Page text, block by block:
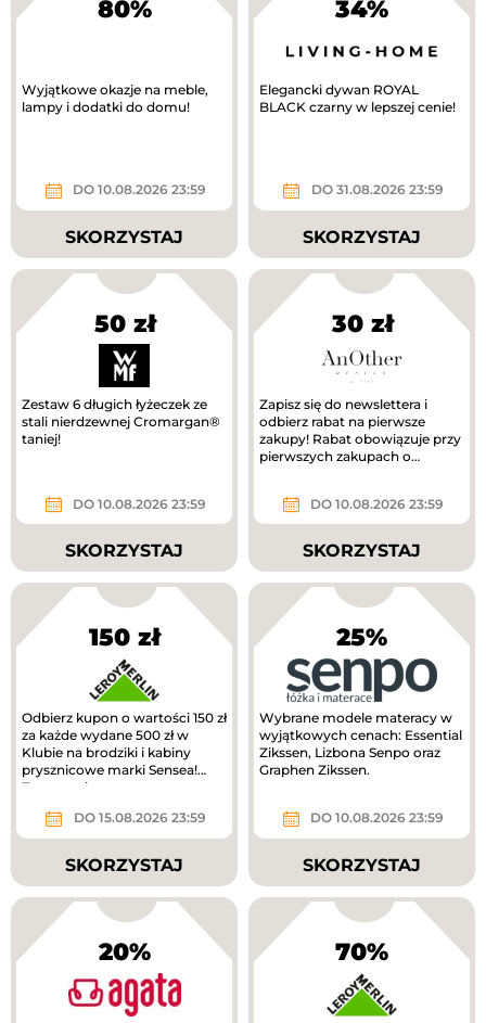
80%
Wyjątkowe okazje na meble,
lampy i dodatki do domu!
DO 10.08.2026 23:59
SKORZYSTAJ
34%
Elegancki dywan ROYAL
BLACK czarny w lepszej cenie!
DO 31.08.2026 23:59
SKORZYSTAJ
50 zł
Zestaw 6 długich łyżeczek ze
stali nierdzewnej Cromargan®
taniej!
DO 10.08.2026 23:59
SKORZYSTAJ
30 zł
Zapisz się do newslettera i
odbierz rabat na pierwsze
zakupy! Rabat obowiązuje przy
pierwszych zakupach o
DO 10.08.2026 23:59
SKORZYSTAJ
150 zł
Odbierz kupon o wartości 150 zł
za każde wydane 500 zł w
Klubie na brodziki i kabiny
prysznicowe marki Sensea!
Zwrot na kupon.
DO 15.08.2026 23:59
SKORZYSTAJ
25%
Wybrane modele materacy w
wyjątkowych cenach: Essential
Zikssen, Lizbona Senpo oraz
Graphen Zikssen.
DO 10.08.2026 23:59
SKORZYSTAJ
20% 70%